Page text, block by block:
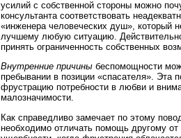
усилий с собственной стороны можно
консультанта соответствовать
«инженера человеческих душ», который
лучшему любую ситуацию.
принять ограниченность собственных
Внутренние причины беспомощности
пребывании в позиции «спасателя». Эта
фрустрацию потребности в любви и
малозначимости.
Как справедливо замечает по этому
необходимо отличать помощь другому от